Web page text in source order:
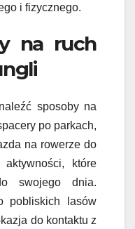
i fizycznego.
na ruch
sposoby na
po parkach,
na rowerze do
które
swojego dnia.
pobliskich lasów
do kontaktu z